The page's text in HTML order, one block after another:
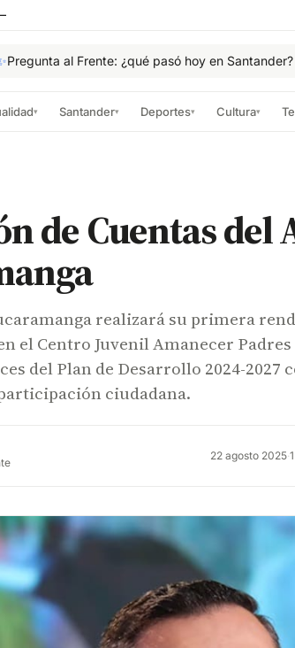
Pregunta al Frente: ¿qué pasó hoy en Santander?
▾ Santander▾ Deportes▾ Cultura▾
de Cuentas del
realizará su primera
el Centro Juvenil Amanecer Padres
del Plan de Desarrollo 2024-2027
ciudadana.
22 agosto 2025·